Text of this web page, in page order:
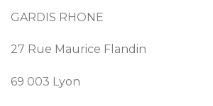
GARDIS RHONE
27 Rue Maurice Flandin
69 003 Lyon